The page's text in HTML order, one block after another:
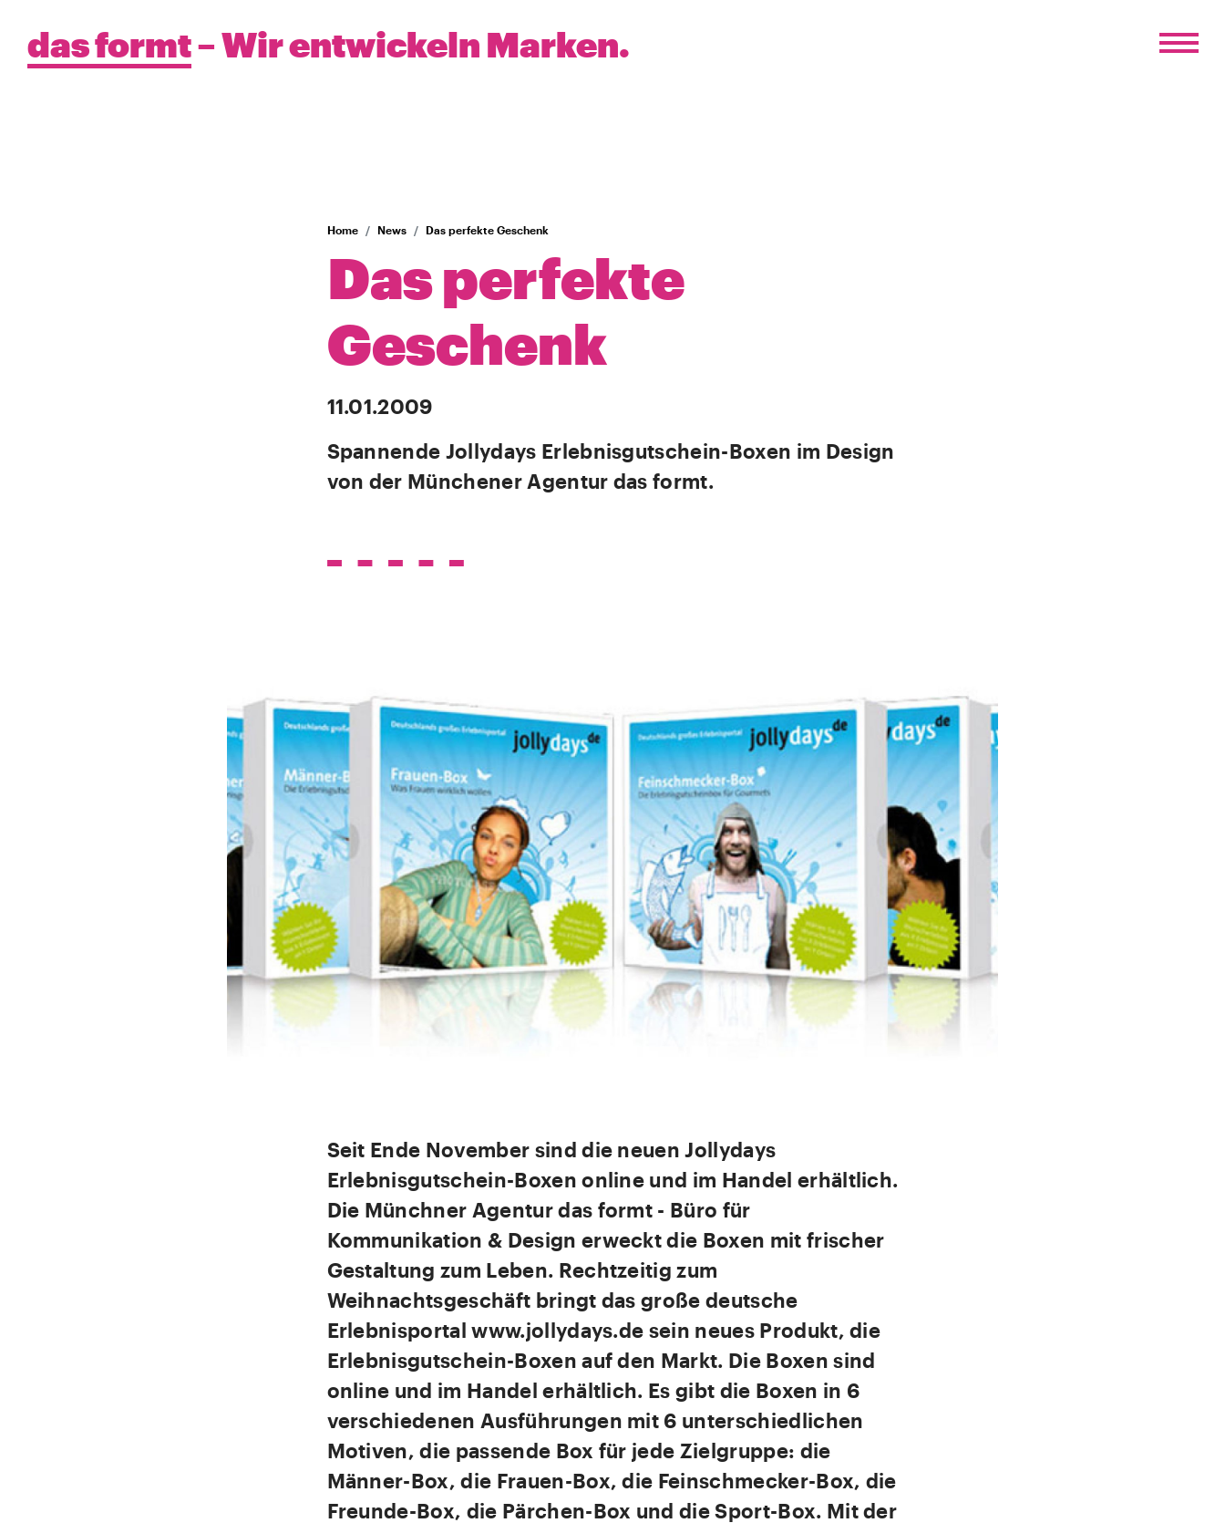
das formt– Wir entwickeln Marken.
Home News Das perfekte Geschenk
Das perfekte
Geschenk
11.01.2009
Spannende Jollydays Erlebnisgutschein-Boxen im Design
von der Münchener Agentur das formt.
Seit Ende November sind die neuen Jollydays
Erlebnisgutschein-Boxen online und im Handel erhältlich.
Die Münchner Agentur das formt - Büro für
Kommunikation & Design erweckt die Boxen mit frischer
Gestaltung zum Leben. Rechtzeitig zum
Weihnachtsgeschäft bringt das große deutsche
Erlebnisportal www.jollydays.de sein neues Produkt, die
Erlebnisgutschein-Boxen auf den Markt. Die Boxen sind
online und im Handel erhältlich. Es gibt die Boxen in 6
verschiedenen Ausführungen mit 6 unterschiedlichen
Motiven, die passende Box für jede Zielgruppe: die
Männer-Box, die Frauen-Box, die Feinschmecker-Box, die
Freunde-Box, die Pärchen-Box und die Sport-Box. Mit der